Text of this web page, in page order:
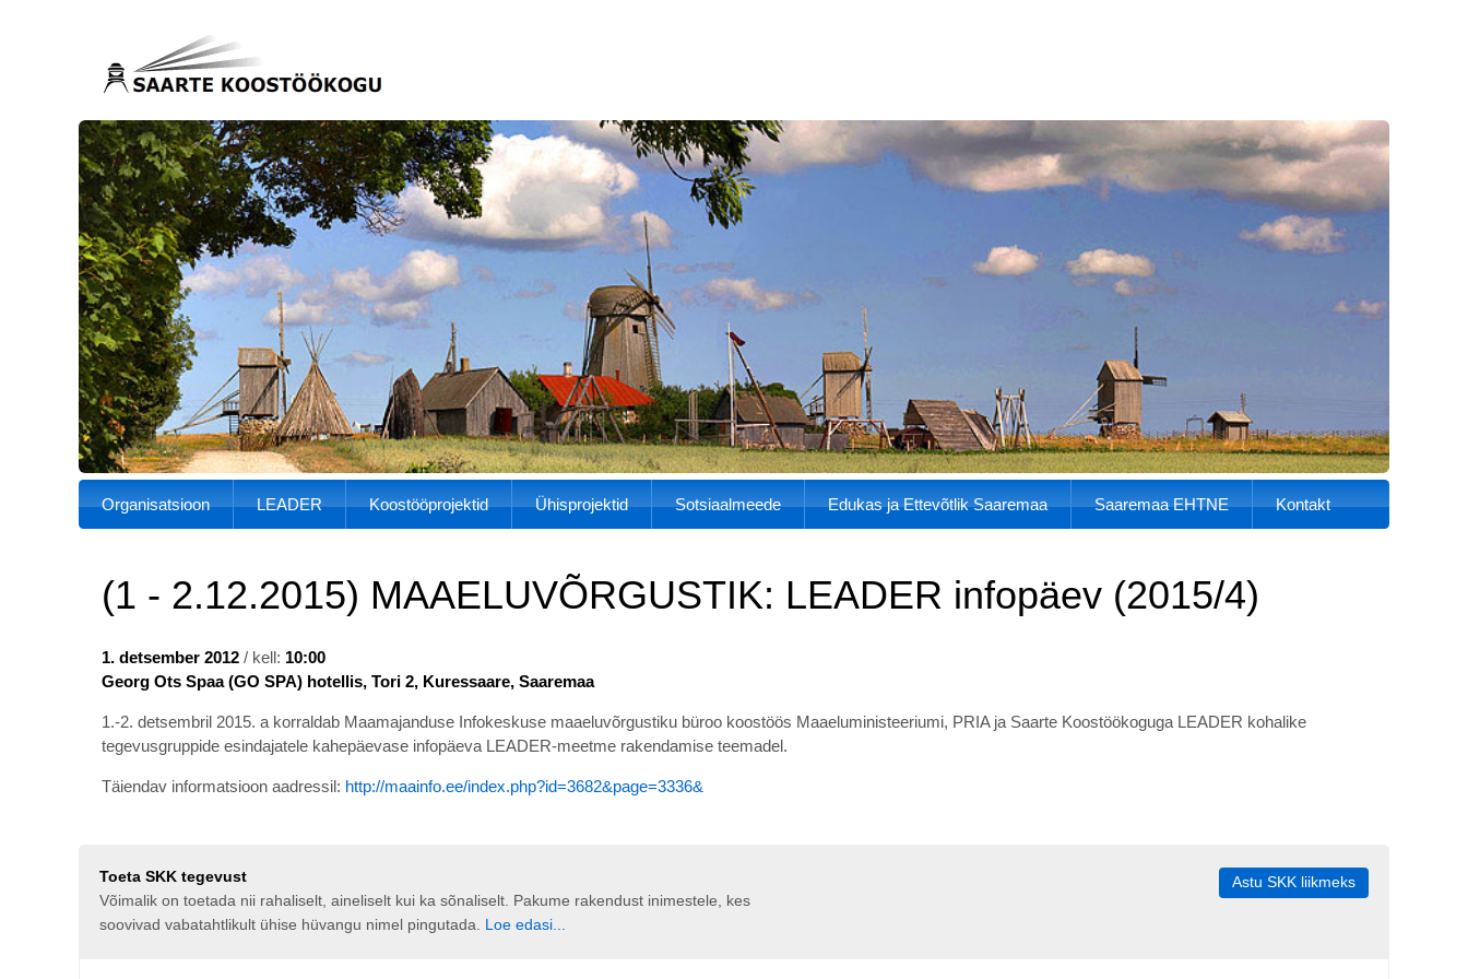
Organisatsioon LEADER Koostööprojektid Ühisprojektid Sotsiaalmeede Edukas ja Ettevõtlik Saaremaa Saaremaa EHTNE Kontakt
(1 - 2.12.2015) MAAELUVÕRGUSTIK: LEADER infopäev (2015/4)
1. detsember 2012 / kell: 10:00
Georg Ots Spaa (GO SPA) hotellis, Tori 2, Kuressaare, Saaremaa
1.-2. detsembril 2015. a korraldab Maamajanduse Infokeskuse maaeluvõrgustiku büroo koostöös Maaeluministeeriumi, PRIA ja Saarte Koostöökoguga LEADER kohalike
tegevusgruppide esindajatele kahepäevase infopäeva LEADER-meetme rakendamise teemadel.
Täiendav informatsioon aadressil: http://maainfo.ee/index.php?id=3682&page=3336&
Toeta SKK tegevust
Võimalik on toetada nii rahaliselt, aineliselt kui ka sõnaliselt. Pakume rakendust inimestele, kes
soovivad vabatahtlikult ühise hüvangu nimel pingutada. Loe edasi...
Astu SKK liikmeks